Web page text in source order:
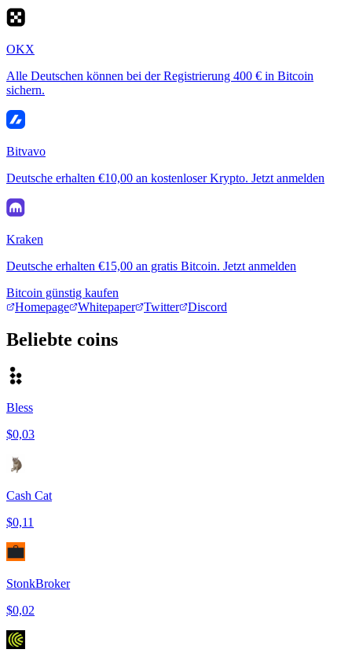
OKX
Alle Deutschen können bei der Registrierung 400 € in Bitcoin
sichern.
Bitvavo
Deutsche erhalten €10,00 an kostenloser Krypto. Jetzt anmelden
Kraken
Deutsche erhalten €15,00 an gratis Bitcoin. Jetzt anmelden
Bitcoin günstig kaufen
Homepage
Whitepaper Twitter Discord
Beliebte coins
Bless
$0,03
Cash Cat
$0,11
StonkBroker
$0,02